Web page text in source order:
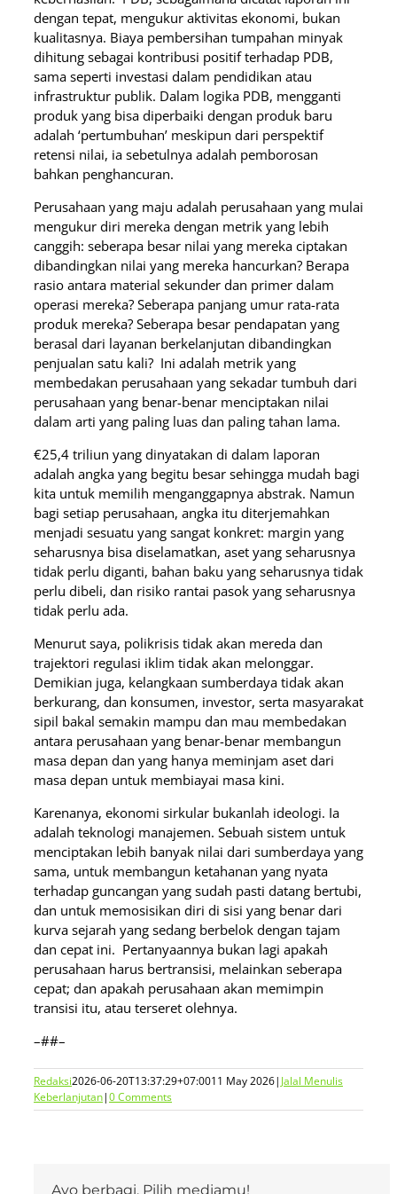
dengan tepat, mengukur aktivitas ekonomi, bukan
kualitasnya. Biaya pembersihan tumpahan minyak
dihitung sebagai kontribusi positif terhadap PDB,
sama seperti investasi dalam pendidikan atau
infrastruktur publik. Dalam logika PDB, mengganti
produk yang bisa diperbaiki dengan produk baru
adalah ‘pertumbuhan’ meskipun dari perspektif
retensi nilai, ia sebetulnya adalah pemborosan
bahkan penghancuran.
Perusahaan yang maju adalah perusahaan yang mulai
mengukur diri mereka dengan metrik yang lebih
canggih: seberapa besar nilai yang mereka ciptakan
dibandingkan nilai yang mereka hancurkan? Berapa
rasio antara material sekunder dan primer dalam
operasi mereka? Seberapa panjang umur rata-rata
produk mereka? Seberapa besar pendapatan yang
berasal dari layanan berkelanjutan dibandingkan
penjualan satu kali? Ini adalah metrik yang
membedakan perusahaan yang sekadar tumbuh dari
perusahaan yang benar-benar menciptakan nilai
dalam arti yang paling luas dan paling tahan lama.
€25,4 triliun yang dinyatakan di dalam laporan
adalah angka yang begitu besar sehingga mudah bagi
kita untuk memilih menganggapnya abstrak. Namun
bagi setiap perusahaan, angka itu diterjemahkan
menjadi sesuatu yang sangat konkret: margin yang
seharusnya bisa diselamatkan, aset yang seharusnya
tidak perlu diganti, bahan baku yang seharusnya tidak
perlu dibeli, dan risiko rantai pasok yang seharusnya
tidak perlu ada.
Menurut saya, polikrisis tidak akan mereda dan
trajektori regulasi iklim tidak akan melonggar.
Demikian juga, kelangkaan sumberdaya tidak akan
berkurang, dan konsumen, investor, serta masyarakat
sipil bakal semakin mampu dan mau membedakan
antara perusahaan yang benar-benar membangun
masa depan dan yang hanya meminjam aset dari
masa depan untuk membiayai masa kini.
Karenanya, ekonomi sirkular bukanlah ideologi. Ia
adalah teknologi manajemen. Sebuah sistem untuk
menciptakan lebih banyak nilai dari sumberdaya yang
sama, untuk membangun ketahanan yang nyata
terhadap guncangan yang sudah pasti datang bertubi,
dan untuk memosisikan diri di sisi yang benar dari
kurva sejarah yang sedang berbelok dengan tajam
dan cepat ini. Pertanyaannya bukan lagi apakah
perusahaan harus bertransisi, melainkan seberapa
cepat; dan apakah perusahaan akan memimpin
transisi itu, atau terseret olehnya.
–##–
Redaksi2026-06-20T13:37:29+07:0011 May 2026| Jalal Menulis
Keberlanjutan|0 Comments
Ayo berbagi. Pilih mediamu!